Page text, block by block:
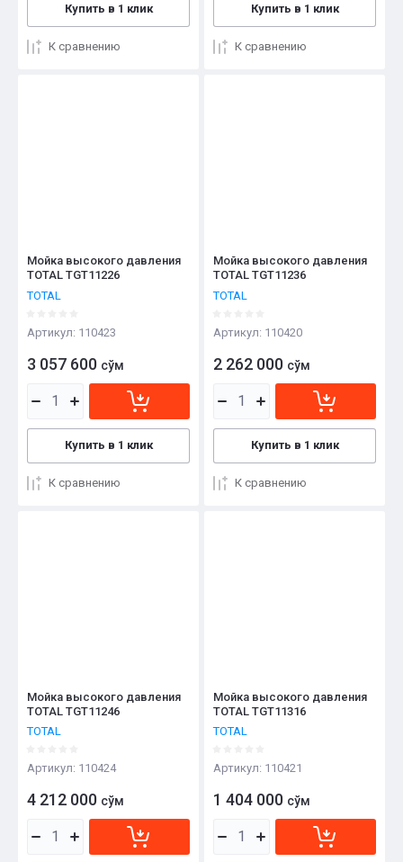
Купить в 1 клик
К сравнению
Купить в 1 клик
К сравнению
Мойка высокого давления
TOTAL TGT11226
TOTAL
Артикул: 110423
3 057 600 сўм
Купить в 1 клик
К сравнению
Мойка высокого давления
TOTAL TGT11236
TOTAL
Артикул: 110420
2 262 000 сўм
Купить в 1 клик
К сравнению
Мойка высокого давления
TOTAL TGT11246
TOTAL
Артикул: 110424
4 212 000 сўм
Мойка высокого давления
TOTAL TGT11316
TOTAL
Артикул: 110421
1 404 000 сўм